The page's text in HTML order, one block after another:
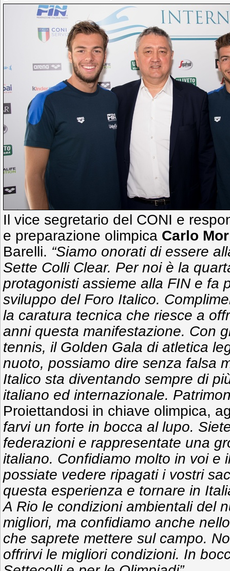
Il vice segretario del CONI e
e preparazione olimpica Carlo
Barelli. “Siamo onorati di essere
Sette Colli Clear. Per noi è la
protagonisti assieme alla FIN e fa
sviluppo del Foro Italico.
la caratura tecnica che riesce a
anni questa manifestazione. Con
tennis, il Golden Gala di atletica
nuoto, possiamo dire senza falsa
Italico sta diventando sempre di
italiano ed internazionale.
Proiettandosi in chiave olimpica,
farvi un forte in bocca al lupo.
federazioni e rappresentate una
italiano. Confidiamo molto in voi e
possiate vedere ripagati i vostri
questa esperienza e tornare in
A Rio le condizioni ambientali del
migliori, ma confidiamo anche
che saprete mettere sul campo.
offrirvi le migliori condizioni. In